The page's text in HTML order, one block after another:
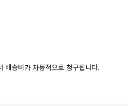
배송비가 차등적으로 청구됩니다.